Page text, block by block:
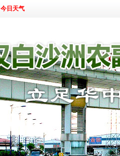
今日天气